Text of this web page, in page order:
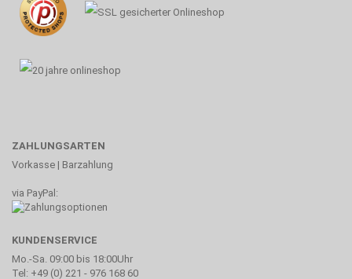
ZAHLUNGSARTEN
Vorkasse | Barzahlung
via PayPal:
KUNDENSERVICE
Mo.-Sa. 09:00 bis 18:00Uhr
Tel: +49 (0) 221 - 976 168 60